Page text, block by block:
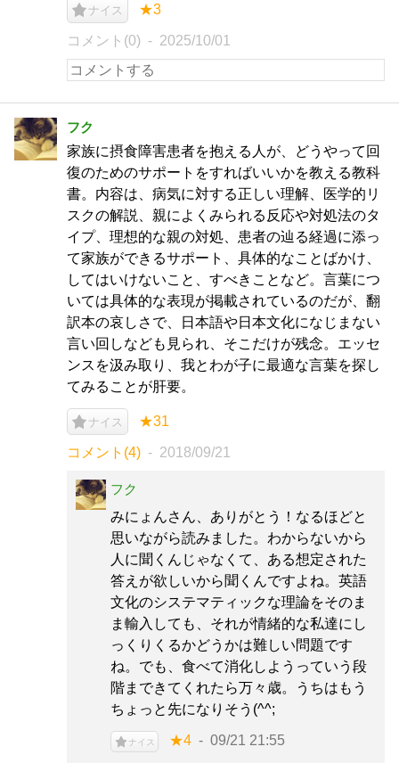
ナイス ★3
コメント(0) 2025/10/01
フク
家族に摂食障害患者を抱える人が、どうやって回
復のためのサポートをすればいいかを教える教科
書。内容は、病気に対する正しい理解、医学的リ
スクの解説、親によくみられる反応や対処法のタ
イプ、理想的な親の対処、患者の辿る経過に添っ
て家族ができるサポート、具体的なことばかけ、
してはいけないこと、すべきことなど。言葉につ
いては具体的な表現が掲載されているのだが、翻
訳本の哀しさで、日本語や日本文化になじまない
言い回しなども見られ、そこだけが残念。エッセ
ンスを汲み取り、我とわが子に最適な言葉を探し
てみることが肝要。
ナイス ★31
コメント(4) 2018/09/21
フク
みにょんさん、ありがとう！なるほどと
思いながら読みました。わからないから
人に聞くんじゃなくて、ある想定された
答えが欲しいから聞くんですよね。英語
文化のシステマティックな理論をそのま
ま輸入しても、それが情緒的な私達にし
っくりくるかどうかは難しい問題です
ね。でも、食べて消化しようっていう段
階まできてくれたら万々歳。うちはもう
ちょっと先になりそう(^^;
ナイス ★4 09/21 21:55